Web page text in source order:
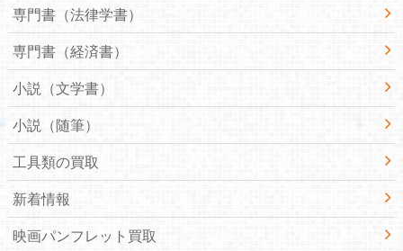
専門書（法律学書）
専門書（経済書）
小説（文学書）
小説（随筆）
工具類の買取
新着情報
映画パンフレット買取